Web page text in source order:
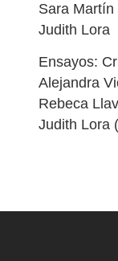
Sara Martín
Judith Lora
Ensayos:
Alejandra
Rebeca
Judith Lora